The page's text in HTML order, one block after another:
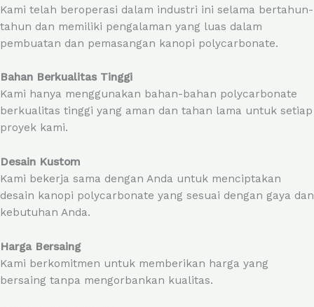
Kami telah beroperasi dalam industri ini selama bertahun-
tahun dan memiliki pengalaman yang luas dalam
pembuatan dan pemasangan kanopi polycarbonate.
Bahan Berkualitas Tinggi
Kami hanya menggunakan bahan-bahan polycarbonate
berkualitas tinggi yang aman dan tahan lama untuk setiap
proyek kami.
Desain Kustom
Kami bekerja sama dengan Anda untuk menciptakan
desain kanopi polycarbonate yang sesuai dengan gaya dan
kebutuhan Anda.
Harga Bersaing
Kami berkomitmen untuk memberikan harga yang
bersaing tanpa mengorbankan kualitas.